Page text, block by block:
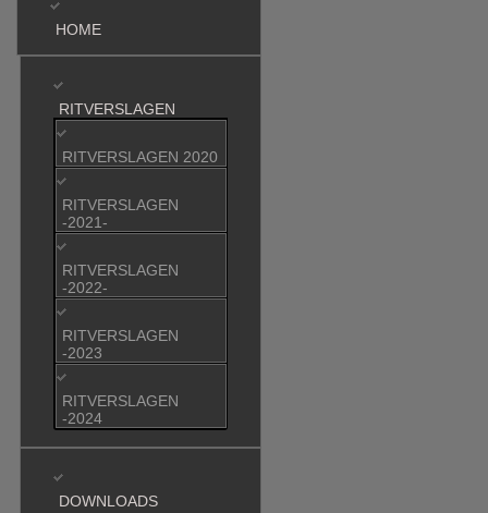
HOME
RITVERSLAGEN
RITVERSLAGEN 2020
RITVERSLAGEN
-2021-
RITVERSLAGEN
-2022-
RITVERSLAGEN
-2023
RITVERSLAGEN
-2024
DOWNLOADS